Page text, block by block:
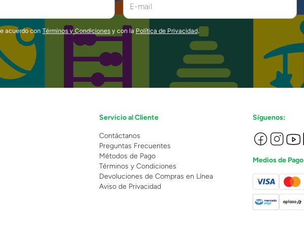
acuerdo conTérminos y Condiciones y con la Política de Privacidad.
Servicio al Cliente
Contáctanos
Preguntas Frecuentes
Métodos de Pago
Términos y Condiciones
Devoluciones de Compras en Línea
Aviso de Privacidad
Síguenos:
Medios de Pago